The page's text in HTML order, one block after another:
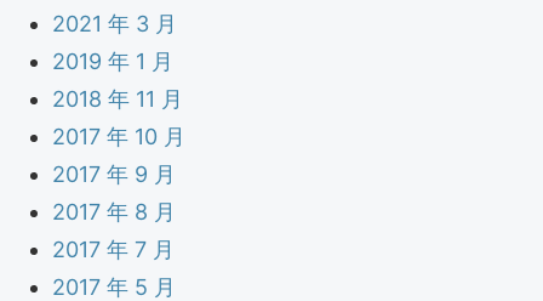
2021 年 3 月
2019 年 1 月
2018 年 11 月
2017 年 10 月
2017 年 9 月
2017 年 8 月
2017 年 7 月
2017 年 5 月